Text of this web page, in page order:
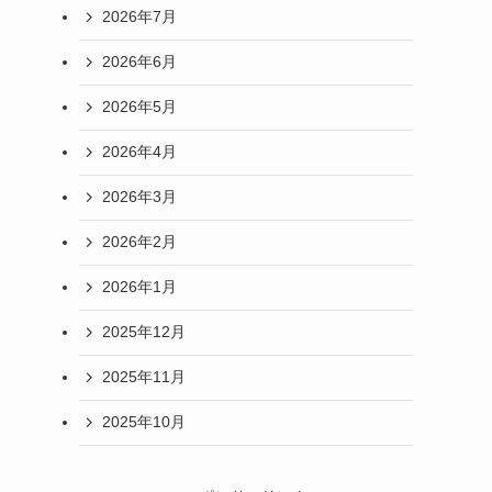
2026年7月
2026年6月
2026年5月
2026年4月
2026年3月
2026年2月
2026年1月
2025年12月
2025年11月
2025年10月